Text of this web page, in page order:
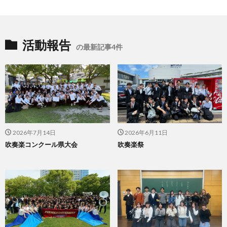
活動報告 の最新記事4件
2026年7月14日
吹奏楽コンクール県大会
2026年6月11日
吹奏楽祭